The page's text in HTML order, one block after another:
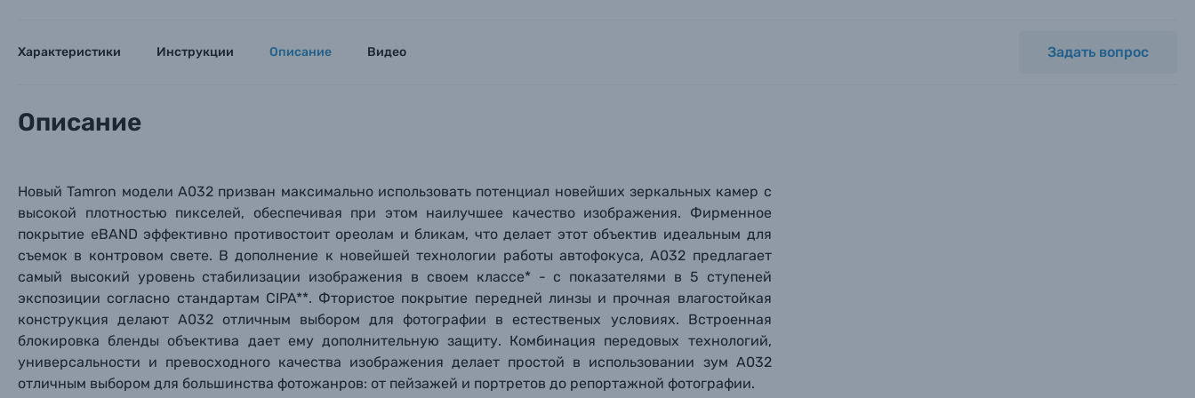
Каталог товаров
Цифровые фотоаппараты
Характеристики Инструкции Описание Видео Задать вопрос
Описание
Новый Tamron модели A032 призван максимально использовать потенциал новейших зеркальных камер с
высокой плотностью пикселей, обеспечивая при этом наилучшее качество изображения. Фирменное
покрытие eBAND эффективно противостоит ореолам и бликам, что делает этот объектив идеальным для
съемок в контровом свете. В дополнение к новейшей технологии работы автофокуса, A032 предлагает
самый высокий уровень стабилизации изображения в своем классе* - с показателями в 5 ступеней
экспозиции согласно стандартам CIPA**. Фтористое покрытие передней линзы и прочная влагостойкая
конструкция делают A032 отличным выбором для фотографии в естественых условиях. Встроенная
блокировка бленды объектива дает ему дополнительную защиту. Комбинация передовых технологий,
универсальности и превосходного качества изображения делает простой в использовании зум A032
отличным выбором для большинства фотожанров: от пейзажей и портретов до репортажной фотографии.